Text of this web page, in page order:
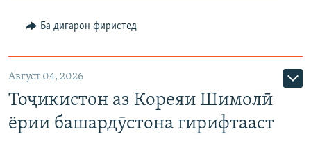
Ба дигарон фиристед
Август 04, 2026
Тоҷикистон аз Кореяи Шимолӣ
ёрии башардӯстона гирифтааст